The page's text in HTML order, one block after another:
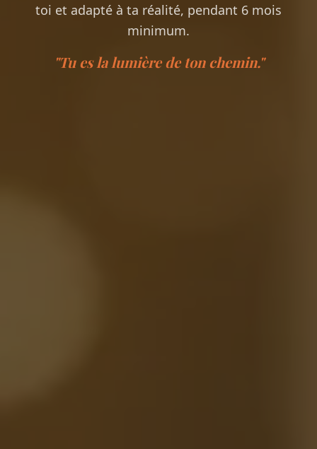
toi et adapté à ta réalité, pendant 6 mois
minimum.
"Tu es la lumière de ton chemin."